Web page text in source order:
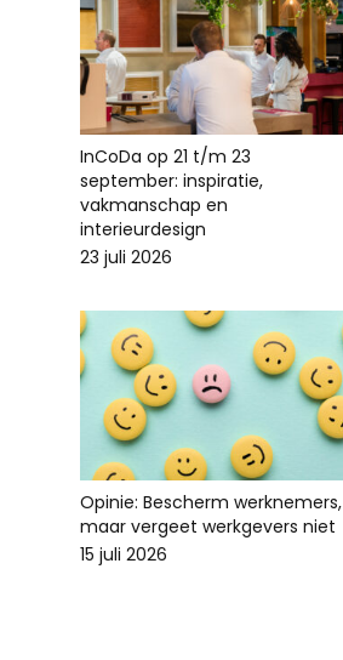
InCoDa op 21 t/m 23
september: inspiratie,
vakmanschap en
interieurdesign
23 juli 2026
Opinie: Bescherm werknemers,
maar vergeet werkgevers niet
15 juli 2026